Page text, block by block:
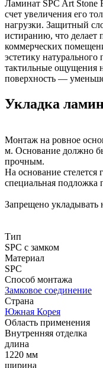
Ламинат SPC Art Stone
счет увеличения его
нагрузки. Защитный
истиранию, что
коммерческих
эстетику
тактильные ощущения
поверхность —
Укладка
Монтаж на ровное
м. Основание должно
прочным.
На основание стелется
специальная
Запрещено
Тип
SPC с замком
Материал
SPC
Способ монтажа
Замковое соединение
Страна
Южная Корея
Область применения
Внутренняя отделка
длина
1220 мм
ширина